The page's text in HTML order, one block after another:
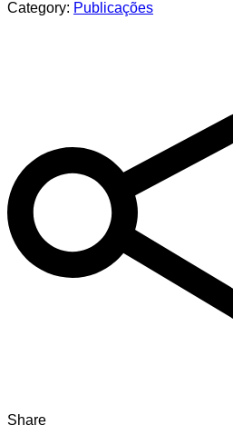
Category: Publicações
Share